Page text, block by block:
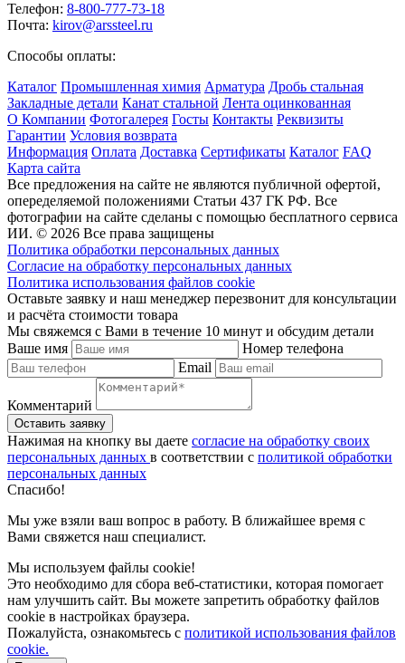
Телефон: 8-800-777-73-18
Почта: kirov@arssteel.ru
Способы оплаты:
Каталог Промышленная химия Арматура Дробь стальная
Закладные детали Канат стальной Лента оцинкованная
О Компании Фотогалерея Госты Контакты Реквизиты
Гарантии Условия возврата
Информация Оплата Доставка Сертификаты Каталог FAQ
Карта сайта
Все предложения на сайте не являются публичной офертой,
опеределяемой положениями Статьи 437 ГК РФ. Все
фотографии на сайте сделаны с помощью бесплатного сервиса
ИИ. © 2026 Все права защищены
Политика обработки персональных данных
Согласие на обработку персональных данных
Политика использования файлов cookie
Оставьте заявку и наш менеджер перезвонит для консультации
и расчёта стоимости товара
Мы свяжемся с Вами в течение 10 минут и обсудим детали
Ваше имя
Номер телефона
Email
Комментарий
Нажимая на кнопку вы даете согласие на обработку своих
персональных данных в соответствии с политикой обработки
персональных данных
Спасибо!
Мы уже взяли ваш вопрос в работу. В ближайшее время с
Вами свяжется наш специалист.
Мы используем файлы cookie!
Это необходимо для сбора веб-статистики, которая помогает
нам улучшить сайт. Вы можете запретить обработку файлов
cookie в настройках браузера.
Пожалуйста, ознакомьтесь с политикой использования файлов
cookie.